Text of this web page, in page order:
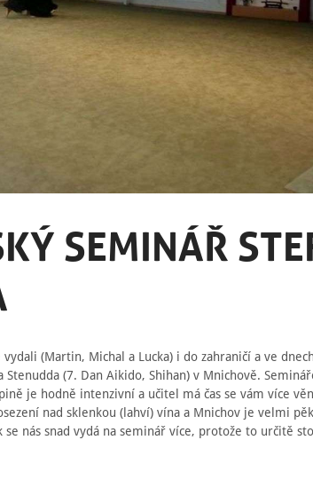
SEMINÁŘ
(Martin, Michal a Lucka) i do zahraničí a ve
(7. Dan Aikido, Shihan) v Mnichově.
je hodně intenzivní a učitel má čas se vám více
nad sklenkou (lahví) vína a Mnichov je velmi
nás snad vydá na seminář více, protože to určitě